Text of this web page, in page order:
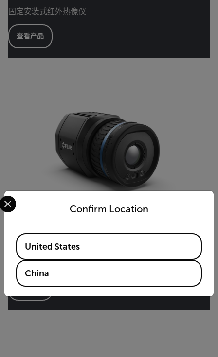
固定安装式红外热像仪
查看产品
Axxx 系列 红外图像流
固定安装式红外热像仪
查看产品
Confirm Location
Select your preferred country and language from the
Available Locations
United States
China